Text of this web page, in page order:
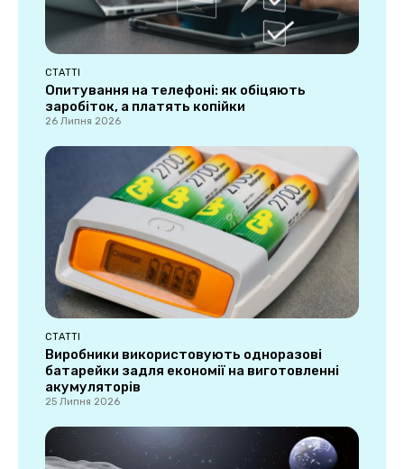
СТАТТІ
Опитування на телефоні: як обіцяють
заробіток, а платять копійки
26 Липня 2026
СТАТТІ
Виробники використовують одноразові
батарейки задля економії на виготовленні
акумуляторів
25 Липня 2026